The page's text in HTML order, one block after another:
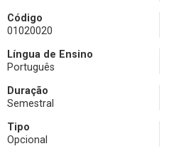
Código
01020020
Língua de Ensino
Português
Duração
Semestral
Tipo
Opcional